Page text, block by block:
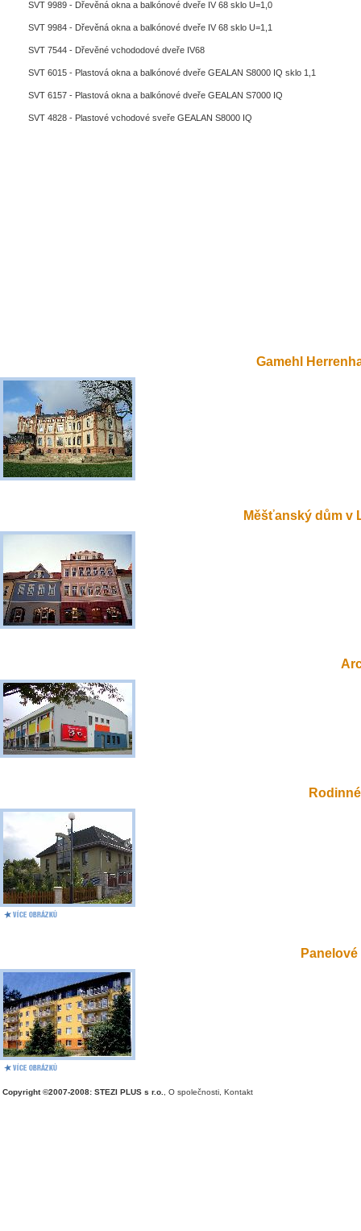
SVT 9989 - Dřevěná okna a balkónové dveře IV 68 sklo U=1,0
SVT 9984 - Dřevěná okna a balkónové dveře IV 68 sklo U=1,1
SVT 7544 - Dřevěné vchododové dveře IV68
SVT 6015 - Plastová okna a balkónové dveře GEALAN S8000 IQ sklo 1,1
SVT 6157 - Plastová okna a balkónové dveře GEALAN S7000 IQ
SVT 4828 - Plastové vchodové sveře GEALAN S8000 IQ
Gamehl
Měšťanský dům v
Panelové
Copyright ©2007-2008: STEZI PLUS s r.o. O společnosti Kontakt